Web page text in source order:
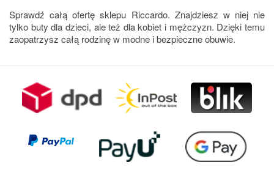
Sprawdź całą ofertę sklepu Riccardo. Znajdziesz w niej nie
tylko buty dla dzieci, ale też dla kobiet i mężczyzn. Dzięki temu
zaopatrzysz całą rodzinę w modne i bezpieczne obuwie.